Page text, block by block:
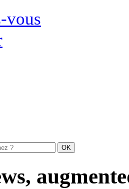
vous